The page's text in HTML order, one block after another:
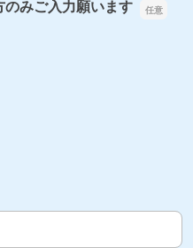
みご入力願います